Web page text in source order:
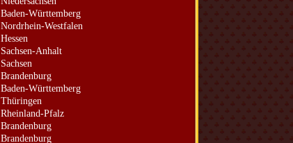
Baden-Württemberg
Nordrhein-Westfalen
Hessen
Sachsen-Anhalt
Sachsen
Brandenburg
Baden-Württemberg
Thüringen
Rheinland-Pfalz
Brandenburg
Brandenburg